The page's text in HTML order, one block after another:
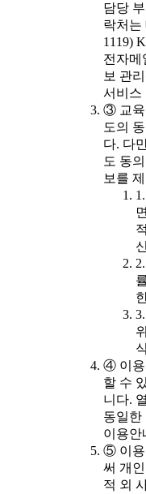
담당
락처는
1119)
전자메
보 관
서비스
③ 교육
도의
다. 다
도 동
보를
④ 이용
할 수
니다.
동일한
이용안
⑤ 이용
써 개
적 외